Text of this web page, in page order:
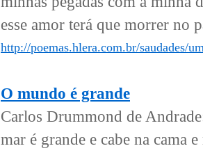
esse amor terá que morrer no
http://poemas.hlera.com.br/saudades/
O mundo é grande
Carlos Drummond de
mar é grande e cabe na cama